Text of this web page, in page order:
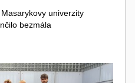
univerzity
bezmála